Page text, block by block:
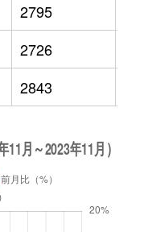
2795
2726
2843